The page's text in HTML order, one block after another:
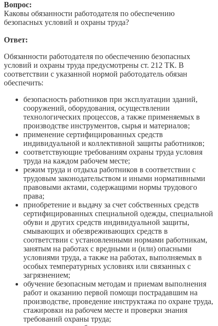
Вопрос:
Каковы обязанности работодателя по обеспечению
безопасных условий и охраны труда?
Ответ:
Обязанности работодателя по обеспечению безопасных
условий и охраны труда предусмотрены ст. 212 ТК. В
соответствии с указанной нормой работодатель обязан
обеспечить:
безопасность работников при эксплуатации зданий,
сооружений, оборудования, осуществлении
технологических процессов, а также применяемых в
производстве инструментов, сырья и материалов;
применение сертифицированных средств
индивидуальной и коллективной защиты работников;
соответствующие требованиям охраны труда условия
труда на каждом рабочем месте;
режим труда и отдыха работников в соответствии с
трудовым законодательством и иными нормативными
правовыми актами, содержащими нормы трудового
права;
приобретение и выдачу за счет собственных средств
сертифицированных специальной одежды, специальной
обуви и других средств индивидуальной защиты,
смывающих и обезвреживающих средств в
соответствии с установленными нормами работникам,
занятым на работах с вредными и (или) опасными
условиями труда, а также на работах, выполняемых в
особых температурных условиях или связанных с
загрязнением;
обучение безопасным методам и приемам выполнения
работ и оказанию первой помощи пострадавшим на
производстве, проведение инструктажа по охране труда,
стажировки на рабочем месте и проверки знания
требований охраны труда;